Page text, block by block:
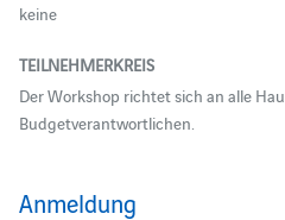
keine
TEILNEHMERKREIS
Der Workshop richtet sich an alle
Budgetverantwortlichen.
Anmeldung